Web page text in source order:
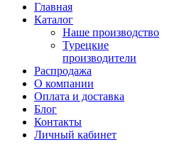
Главная
Каталог
Наше производство
Турецкие
производители
Распродажа
О компании
Оплата и доставка
Блог
Контакты
Личный кабинет